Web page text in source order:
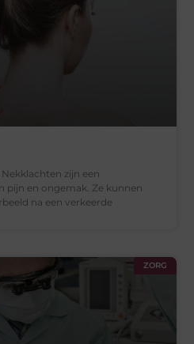
zijn een
pijn en ongemak. Ze kunnen
na een verkeerde
ZORG